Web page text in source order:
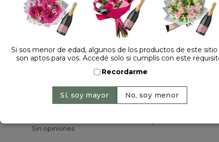
STAND DE FLORES
PARA...
Sin opiniones
RAMO DE NOVIA DE...
Si sos menor de edad, algunos de los productos de este
son aptos para vos. Accedé solo si cumplís con este
Recordarme